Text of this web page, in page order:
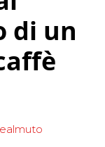
di un